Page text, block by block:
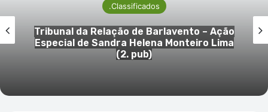
.Classificados
Tribunal da Relação de Barlavento – Ação
Especial de Sandra Helena Monteiro Lima
(2. pub)